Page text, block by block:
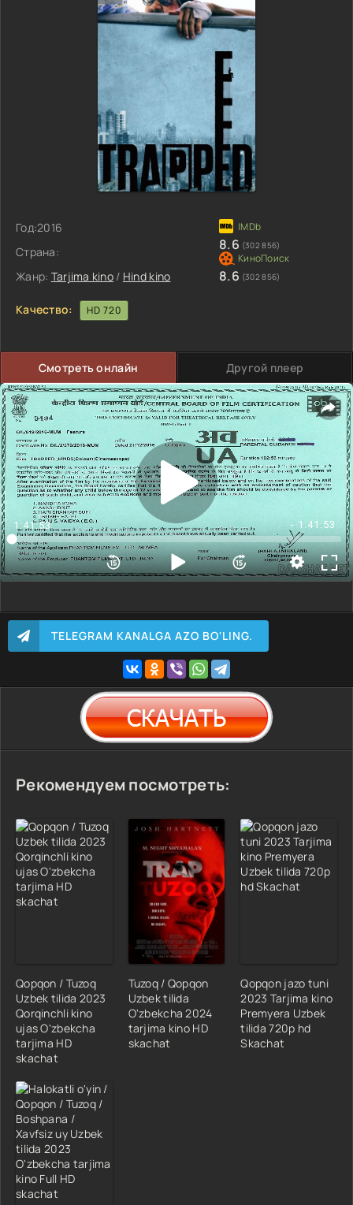
Год:2016
Страна:
Жанр: Tarjima kino / Hind kino
8.6 (302 856)
8.6 (302 856)
Качество: HD 720
Смотреть онлайн Другой плеер
1:41:53 - 1:41:53
TELEGRAM KANALGA AZO BO'LING.
Рекомендуем посмотреть:
Qopqon / Tuzoq
Uzbek tilida 2023
Qorqinchli kino
ujas O'zbekcha
tarjima HD
skachat
Tuzoq / Qopqon
Uzbek tilida
O'zbekcha 2024
tarjima kino HD
skachat
Qopqon jazo tuni
2023 Tarjima kino
Premyera Uzbek
tilida 720p hd
Skachat